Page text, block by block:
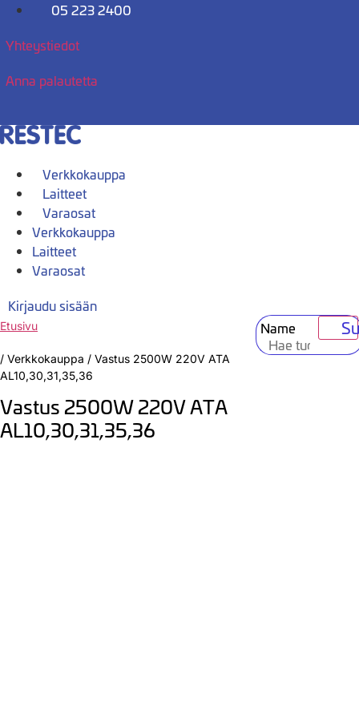
Mene
05 223 2400
Yhteystiedot
Anna palautetta
Verkkokauppa
Laitteet
Varaosat
Verkkokauppa
Laitteet
Varaosat
Kirjaudu sisään
Name
Etusivu
/ Verkkokauppa / Vastus 2500W 220V ATA
AL10,30,31,35,36
Vastus 2500W 220V ATA
AL10,30,31,35,36